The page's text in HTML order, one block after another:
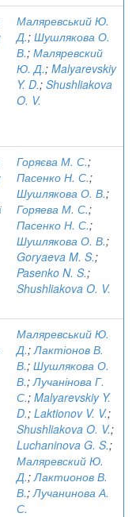
Маляревський Ю.
Д.; Шушлякова О.
В.; Маляревский
Ю. Д.; Malyarevskiy
Y. D.; Shushliakova
O. V.
Горяєва М. С.;
Пасенко Н. С.;
Шушлякова О. В.;
Горяева М. С.;
Пасенко Н. С.;
Шушлякова О. В.;
Goryaeva M. S.;
Pasenko N. S.;
Shushliakova O. V.
Маляревський Ю.
Д.;Лактіонов В.
В.; Шушлякова О.
В.;Лучанінова Г.
С.; Malyarevskiy Y.
D.; Laktionov V. V.;
Shushliakova O. V.;
Luchaninova G. S.;
Маляревский Ю.
Д.;Лактионов В.
В.;Лучанинова А.
С.